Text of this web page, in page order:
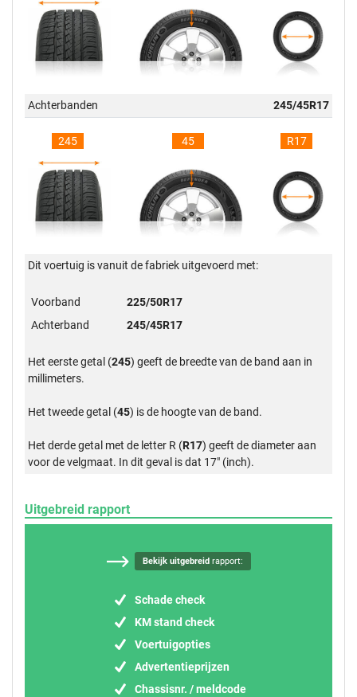
Achterbanden 245/45R17
245 45 R17
Dit voertuig is vanuit de fabriek uitgevoerd met:
Voorband
225/50R17
Achterband
245/45R17
Het eerste getal (245) geeft de breedte van de band aan in
millimeters.
Het tweede getal (45) is de hoogte van de band.
Het derde getal met de letter R (R17) geeft de diameter aan
voor de velgmaat. In dit geval is dat 17" (inch).
Uitgebreid rapport
Bekijk uitgebreid rapport:
Schade check
KM stand check
Voertuigopties
Advertentieprijzen
Chassisnr. / meldcode